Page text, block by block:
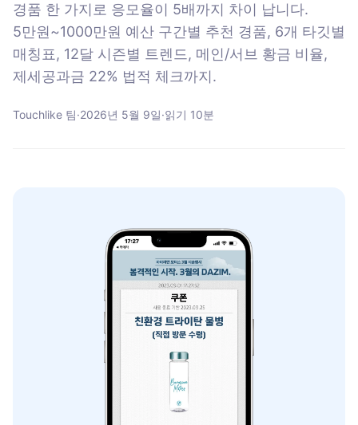
경품 한 가지로 응모율이 5배까지 차이 납니다.
5만원~1000만원 예산 구간별 추천 경품, 6개 타깃별
매칭표, 12달 시즌별 트렌드, 메인/서브 황금 비율,
제세공과금 22% 법적 체크까지.
Touchlike 팀·2026년 5월 9일·읽기 10분